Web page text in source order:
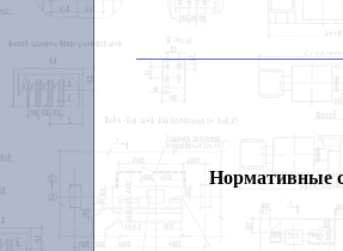
Нормативные